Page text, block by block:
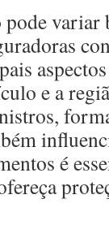
variar
e a
é